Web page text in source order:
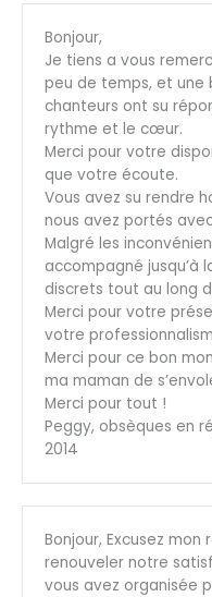
Bonjour,
Je tiens a vous
peu de temps, et une
chanteurs ont su
rythme et le cœur.
Merci pour votre
que votre écoute.
Vous avez su rendre
nous avez portés
Malgré les
accompagné jusqu’à
discrets tout au long
Merci pour votre
votre
Merci pour ce bon
ma maman de
Merci pour tout !
Peggy, obsèques en
2014
Bonjour, Excusez
renouveler notre
vous avez organisée